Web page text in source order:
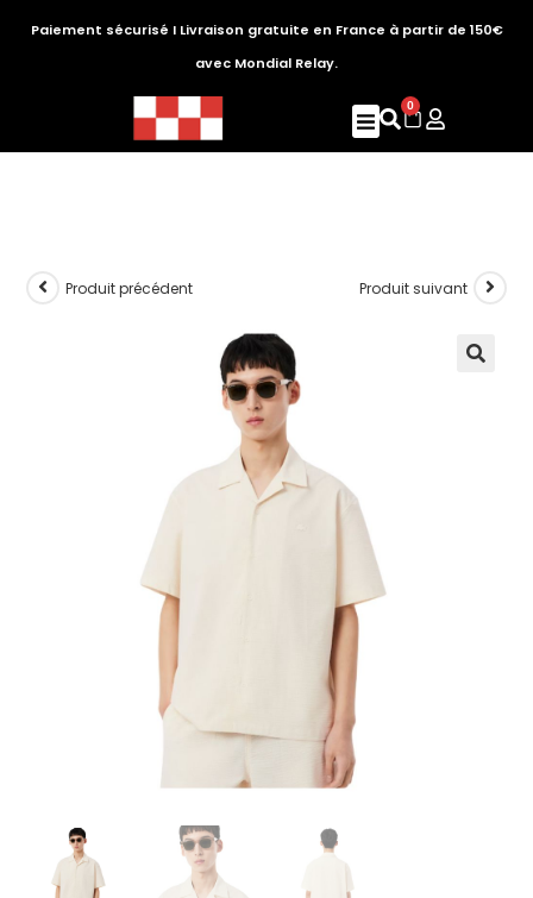
Paiement sécurisé I Livraison gratuite en France à partir de 150€
avec Mondial Relay.
0
Produit précédent Produit suivant